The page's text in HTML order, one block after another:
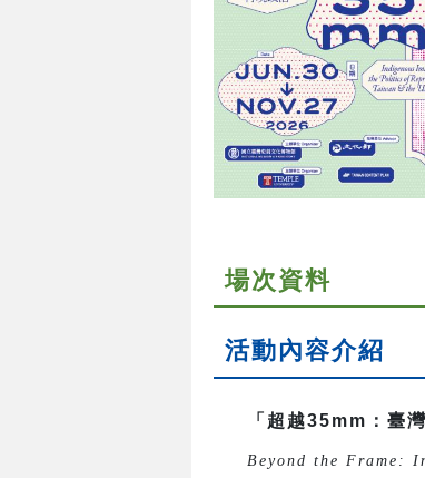
場次資料
活動內容介紹
「超越35mm：臺
Beyond the Frame: